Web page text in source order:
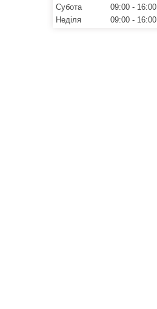
Субота
09:00
16:00
Неділя
09:00 16:00